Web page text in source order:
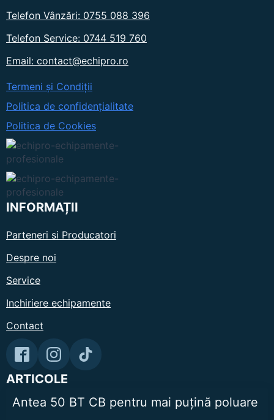
Telefon Vânzări: 0755 088 396
Telefon Service: 0744 519 760
Email: contact@echipro.ro
Termeni și Condiții
Politica de confidențialitate
Politica de Cookies
INFORMAȚII
Parteneri si Producatori
Despre noi
Service
Inchiriere echipamente
Contact
ARTICOLE
Antea 50 BT CB pentru mai puțină poluare